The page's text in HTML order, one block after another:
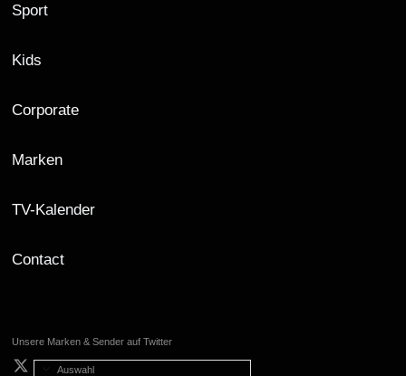
Sport
Kids
Corporate
Marken
TV-Kalender
Contact
Unsere Marken & Sender auf Twitter
Auswahl